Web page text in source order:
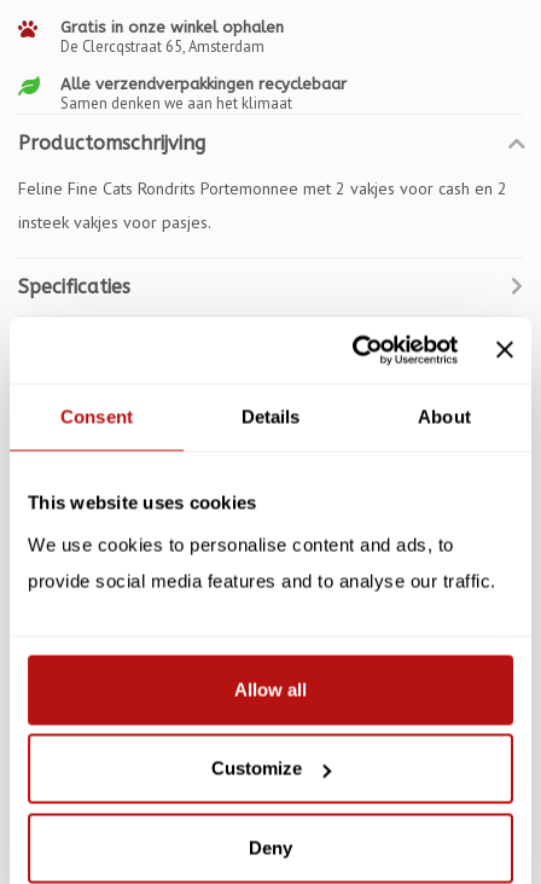
Consent Details About
This website uses cookies
We use cookies to personalise content and ads, to
provide social media features and to analyse our traffic.
Allow all
Customize
Deny
Gratis in onze winkel ophalen
De Clercqstraat 65, Amsterdam
Alle verzendverpakkingen recyclebaar
Samen denken we aan het klimaat
Productomschrijving
Feline Fine Cats Rondrits Portemonnee met 2 vakjes voor cash en 2
insteek vakjes voor pasjes.
Specificaties
Portemonnee, Meow
€5,95 €5,35
Portemonnee, I Woke Up
Like This
€5,95 €5,35